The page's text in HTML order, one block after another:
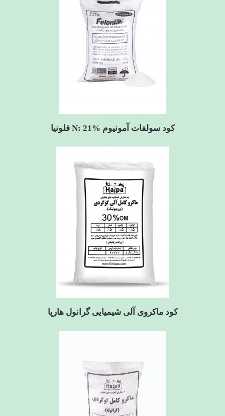
کود سولفات آمونیوم N: 21% فلونیا
کود ماکروی آلی شیمیایی گرانول هارپا